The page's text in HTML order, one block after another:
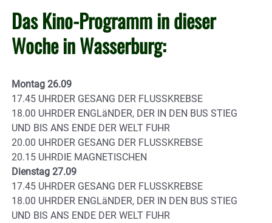
Das Kino-Programm in dieser
Woche in Wasserburg:
Montag 26.09
17.45 UHRDER GESANG DER FLUSSKREBSE
18.00 UHRDER ENGLäNDER, DER IN DEN BUS STIEG
UND BIS ANS ENDE DER WELT FUHR
20.00 UHRDER GESANG DER FLUSSKREBSE
20.15 UHRDIE MAGNETISCHEN
Dienstag 27.09
17.45 UHRDER GESANG DER FLUSSKREBSE
18.00 UHRDER ENGLäNDER, DER IN DEN BUS STIEG
UND BIS ANS ENDE DER WELT FUHR